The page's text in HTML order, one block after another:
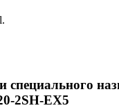
специального
2SH-EX5